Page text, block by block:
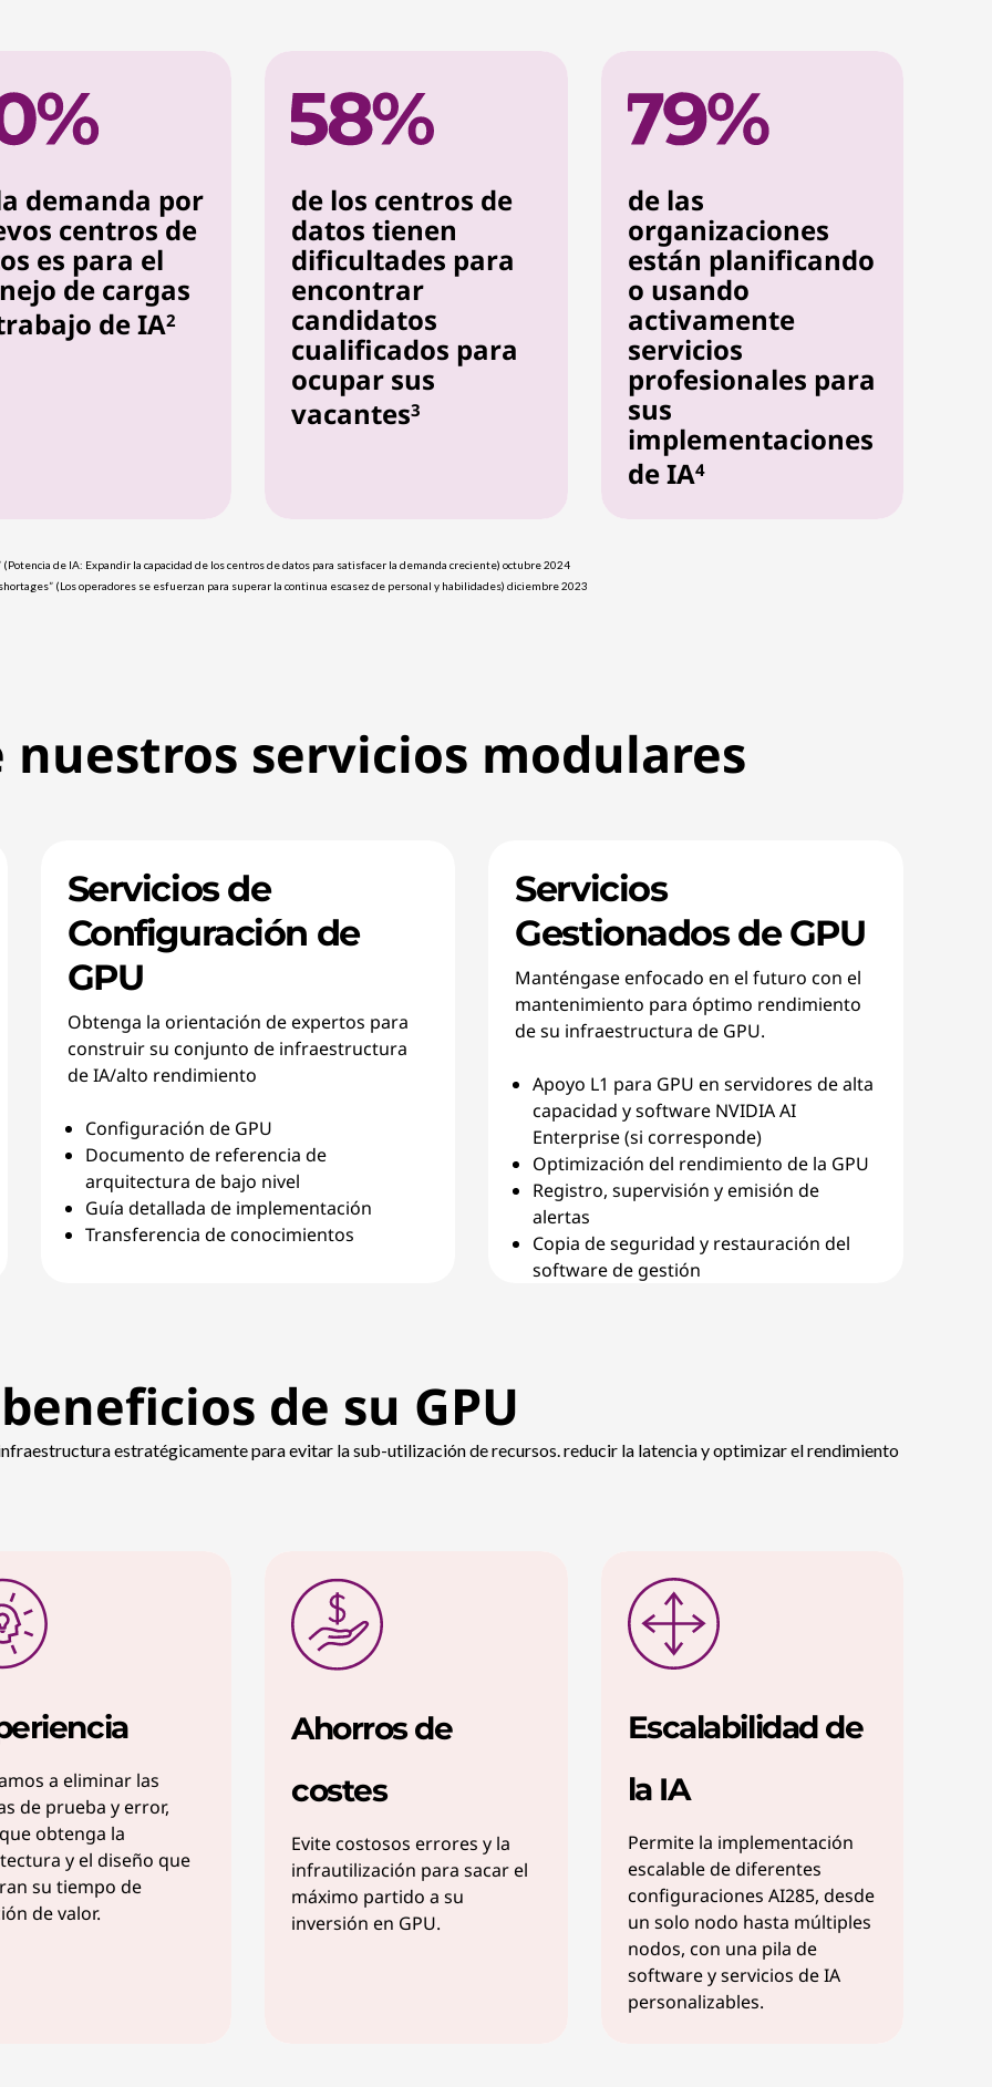
demanda por
centros de
es para el
de cargas
de IA2
de los centros de
datos tienen
dificultades para
encontrar
candidatos
cualificados para
ocupar sus
vacantes3
de las
organizaciones
están planificando
o usando
activamente
servicios
profesionales para
sus
implementaciones
de IA4
de IA: Expandir la capacidad de los centros de datos para satisfacer la demanda creciente) octubre 2024
(Los operadores se esfuerzan para superar la continua escasez de personal y habilidades) diciembre 2023
nuestros servicios modulares
Servicios de
Configuración de
GPU
Obtenga la orientación de expertos para
construir su conjunto de infraestructura
de IA/alto rendimiento
Configuración de GPU
Documento de referencia de
arquitectura de bajo nivel
Guía detallada de implementación
Transferencia de conocimientos
Servicios
Gestionados de GPU
Manténgase enfocado en el futuro con el
mantenimiento para óptimo rendimiento
de su infraestructura de GPU.
Apoyo L1 para GPU en servidores de alta
capacidad y software NVIDIA AI
Enterprise (si corresponde)
Optimización del rendimiento de la GPU
Registro, supervisión y emisión de
alertas
Copia de seguridad y restauración del
software de gestión
de su GPU
estratégicamente para evitar la sub-utilización de recursos. reducir la latencia y optimizar el rendimiento
a eliminar las
de prueba y error,
obtenga la
y el diseño que
su tiempo de
de valor.
Ahorros de
costes
Evite costosos errores y la
infrautilización para sacar el
máximo partido a su
inversión en GPU.
Escalabilidad de
la IA
Permite la implementación
escalable de diferentes
configuraciones AI285, desde
un solo nodo hasta múltiples
nodos, con una pila de
software y servicios de IA
personalizables.